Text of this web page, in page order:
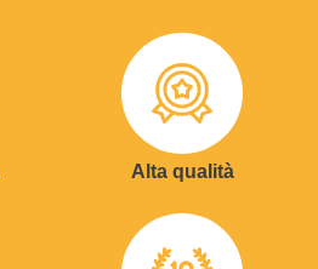
Alta qualità